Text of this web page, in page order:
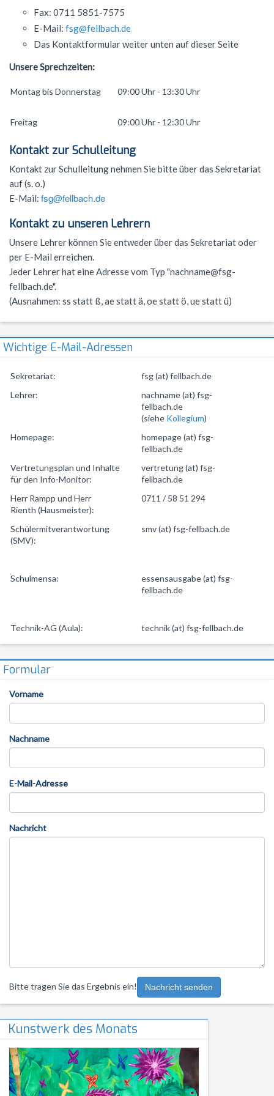
Förderverein
Aktuelles
Zweck des Vereins
Vorstand
Mensaverein
Verein ehemaliger Schüler
Geschichte
Wiederholung
Beglaubigung und Neuausstellung
Cambridge Certificate
Bio-AG
DELF-AG
Technik-AG
Schulsanitäter
Schülernachhilfe
Studium und Beruf (BOGY)
Studium und Beruf (BOGY)
Klassen 8-10
Sucht- und Gewaltprävention
Sozialpraktikum
Evangelische Religion
Französisch
Französisch
Warum Französisch?
Austausch
DELF
Gemeinschaftskunde
Geographie
G9: Informatik und Medienbildung
G8: IMP (Informatik, Mathematik, Physik)
Italienisch
Warum Italienisch?
Italienisch lernen
Außerunterrichtliches
Kursstufe
Italien-Austausch
Katholische Religion
Mathematik
Leitgedanken
Wettbewerbe
Musik
NWT
Sport
FSG Bigband
FSG Chor
Orchester Klassen 5-7
Chor Klassen 5-7
Italien-Austausch
Ungarn-Austausch
Jugend trainiert für Olympia
Konzerte
Theater
Schoolwear FSG
Krankmeldung
Terminplan
Ferienpläne
Anfahrt
Anmeldung Klasse 5
Schulanmeldung
Impressum
Fax: 0711 5851-7575
E-Mail: fsg@fellbach.de
Das Kontaktformular weiter unten auf dieser Seite
Unsere Sprechzeiten:
Montag bis Donnerstag 09:00 Uhr - 13:30 Uhr
Freitag 09:00 Uhr - 12:30 Uhr
Kontakt zur Schulleitung
Kontakt zur Schulleitung nehmen Sie bitte über das Sekretariat
auf (s. o.)
E-Mail: fsg@fellbach.de
Kontakt zu unseren Lehrern
Unsere Lehrer können Sie entweder über das Sekretariat oder
per E-Mail erreichen.
Jeder Lehrer hat eine Adresse vom Typ "nachname@fsg-
fellbach.de".
(Ausnahmen: ss statt ß, ae statt ä, oe statt ö, ue statt ü)
Wichtige E-Mail-Adressen
Sekretariat:
fsg (at) fellbach.de
Lehrer:
nachname (at) fsg-
fellbach.de
(siehe Kollegium)
Homepage:
homepage (at) fsg-
fellbach.de
Vertretungsplan und Inhalte
für den Info-Monitor:
vertretung (at) fsg-
fellbach.de
Herr Rampp und Herr
Rienth (Hausmeister):
0711 / 58 51 294
Schülermitverantwortung
(SMV):
smv (at) fsg-fellbach.de
Schulmensa:
essensausgabe (at) fsg-
fellbach.de
Technik-AG (Aula): technik (at) fsg-fellbach.de
Formular
Vorname
Nachname
E-Mail-Adresse
Nachricht
Bitte tragen Sie das Ergebnis ein! Nachricht senden
Kunstwerk des Monats